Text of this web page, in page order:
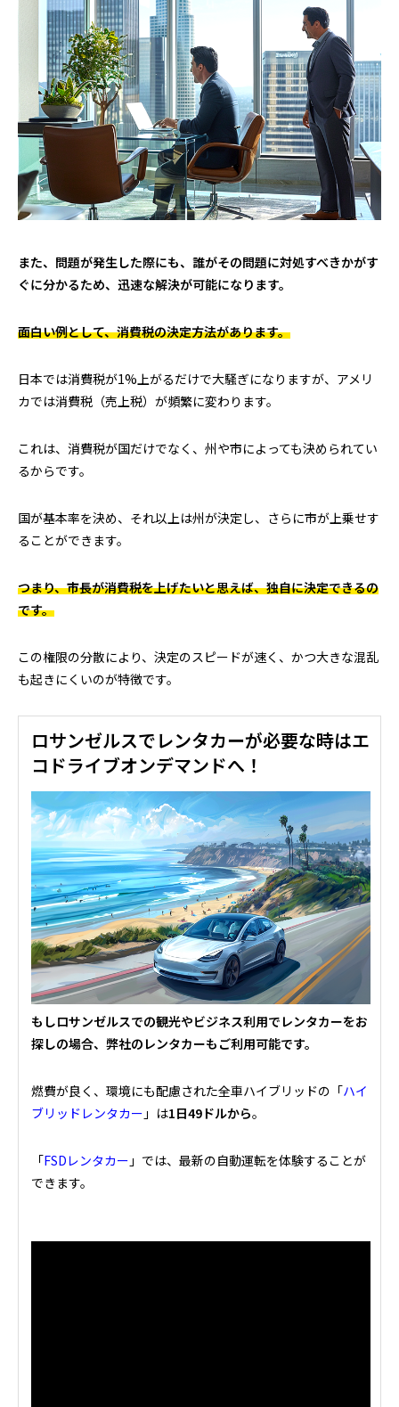
また、問題が発生した際にも、誰がその問題に対処すべきかがす
ぐに分かるため、迅速な解決が可能になります。
面白い例として、消費税の決定方法があります。
日本では消費税が1%上がるだけで大騒ぎになりますが、アメリ
カでは消費税（売上税）が頻繁に変わります。
これは、消費税が国だけでなく、州や市によっても決められてい
るからです。
国が基本率を決め、それ以上は州が決定し、さらに市が上乗せす
ることができます。
つまり、市長が消費税を上げたいと思えば、独自に決定できるの
です。
この権限の分散により、決定のスピードが速く、かつ大きな混乱
も起きにくいのが特徴です。
ロサンゼルスでレンタカーが必要な時はエ
コドライブオンデマンドへ！
もしロサンゼルスでの観光やビジネス利用でレンタカーをお
探しの場合、弊社のレンタカーもご利用可能です。
燃費が良く、環境にも配慮された全車ハイブリッドの「ハイ
ブリッドレンタカー 」は1日49ドルから。
「FSDレンタカー 」では、最新の自動運転を体験することが
できます。